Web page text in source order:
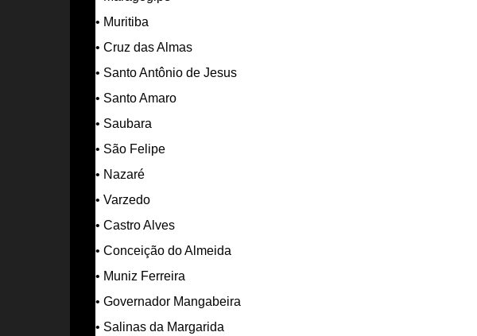
• Muritiba
• Cruz das Almas
• Santo Antônio de Jesus
• Santo Amaro
• Saubara
• São Felipe
• Nazaré
• Varzedo
• Castro Alves
• Conceição do Almeida
• Muniz Ferreira
• Governador Mangabeira
• Salinas da Margarida